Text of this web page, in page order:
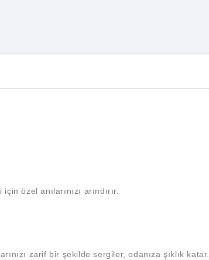
özel anılarınızı arındırır.
zarif bir şekilde sergiler, odanıza şıklık katar.